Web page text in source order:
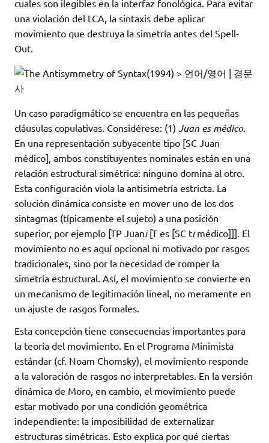
cuales son ilegibles en la interfaz fonológica. Para evitar
una violación del LCA, la sintaxis debe aplicar
movimiento que destruya la simetría antes del Spell-
Out.
Un caso paradigmático se encuentra en las pequeñas
cláusulas copulativas. Considérese: (1) Juan es médico.
En una representación subyacente tipo [SC Juan
médico], ambos constituyentes nominales están en una
relación estructural simétrica: ninguno domina al otro.
Esta configuración viola la antisimetría estricta. La
solución dinámica consiste en mover uno de los dos
sintagmas (típicamente el sujeto) a una posición
superior, por ejemplo [TP Juani[T es [SC timédico]]]. El
movimiento no es aquí opcional ni motivado por rasgos
tradicionales, sino por la necesidad de romper la
simetría estructural. Así, el movimiento se convierte en
un mecanismo de legitimación lineal, no meramente en
un ajuste de rasgos formales.
Esta concepción tiene consecuencias importantes para
la teoría del movimiento. En el Programa Minimista
estándar (cf. Noam Chomsky), el movimiento responde
a la valoración de rasgos no interpretables. En la versión
dinámica de Moro, en cambio, el movimiento puede
estar motivado por una condición geométrica
independiente: la imposibilidad de externalizar
estructuras simétricas. Esto explica por qué ciertas